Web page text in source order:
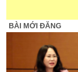
BÀI MỚI ĐĂNG